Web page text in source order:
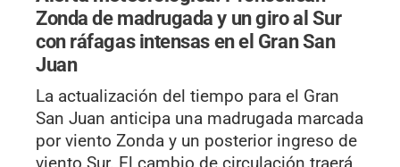
Zonda de madrugada y un giro al Sur
con ráfagas intensas en el Gran San
Juan
La actualización del tiempo para el Gran
San Juan anticipa una madrugada marcada
por viento Zonda y un posterior ingreso de
viento Sur. El cambio de circulación traerá